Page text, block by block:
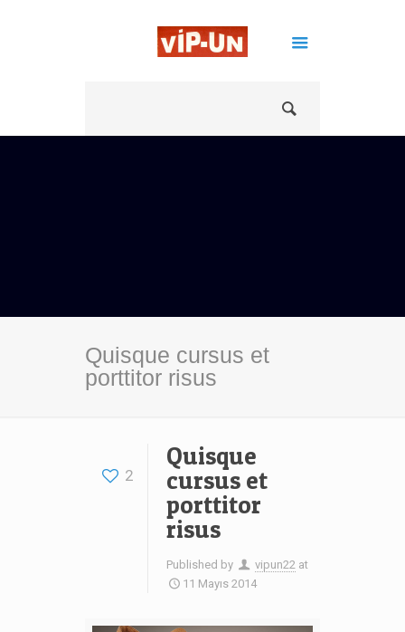
Quisque cursus et
porttitor risus
2
Quisque
cursus et
porttitor
risus
Published by vipun22 at
11 Mayıs 2014